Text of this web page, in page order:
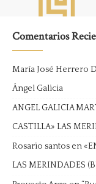
Comentarios
María José Herrero
Ángel Galicia
ANGEL GALICIA
CASTILLA» LAS
Rosario santos en
LAS MERINDADES